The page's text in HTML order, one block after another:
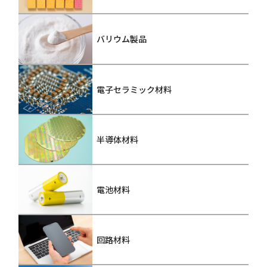
バリウム製品
電子セラミック材料
半導体材料
電池材料
回路材料